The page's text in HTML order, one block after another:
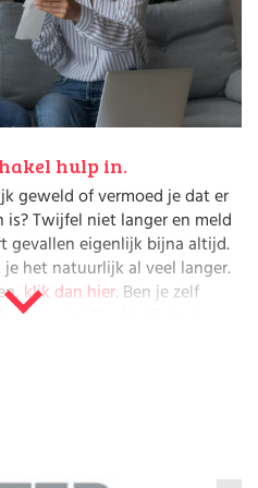
hulp in.
geweld of vermoed je dat er
is? Twijfel niet langer en meld
gevallen eigenlijk bijna altijd.
het natuurlijk al veel langer.
klik dan hier. Ben je zelf
nog
als professional. Of je nu